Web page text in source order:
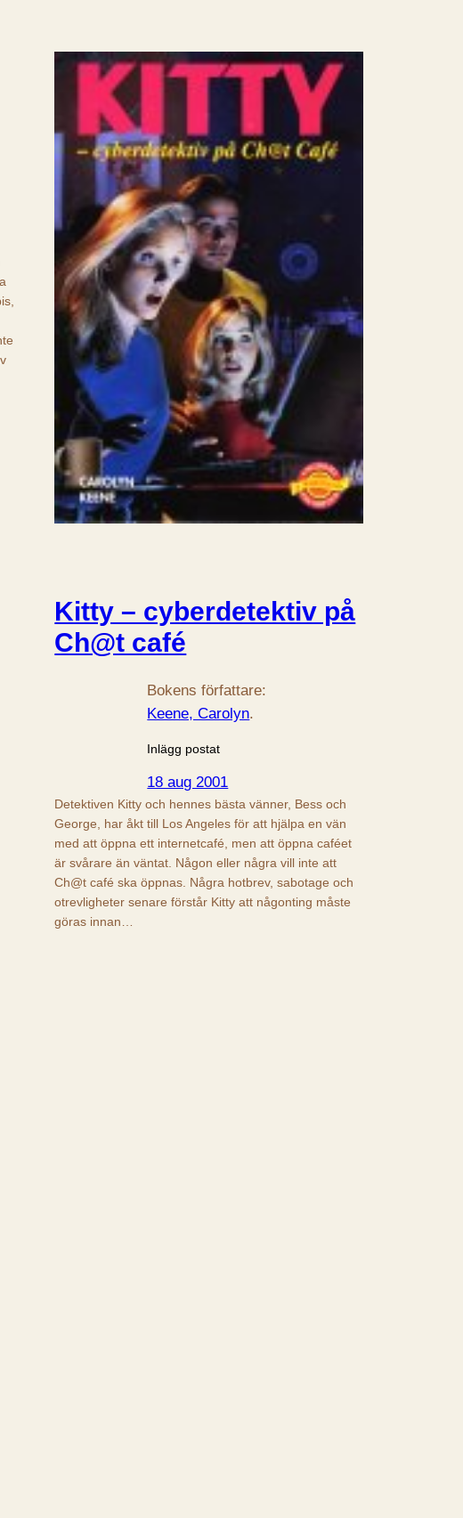
Kitty – cyberdetektiv på
Ch@t café
Bokens författare:
Keene, Carolyn.
Inlägg postat
18 aug 2001
Detektiven Kitty och hennes bästa vänner, Bess och
George, har åkt till Los Angeles för att hjälpa en vän
med att öppna ett internetcafé, men att öppna caféet
är svårare än väntat. Någon eller några vill inte att
Ch@t café ska öppnas. Några hotbrev, sabotage och
otrevligheter senare förstår Kitty att någonting måste
göras innan…